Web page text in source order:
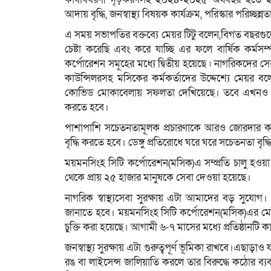
আদায় বৃদ্ধি, জনস্বাস্থ্য বিষয়ক কার্যক্রম, পরিস্কার
এ সময় সভাপতির বক্তব্যে মেয়র টিটু বলেন,বিগত
চেষ্টা করেছি এবং করে যাচ্ছি এর ফলে বার্ষিক
কর্পোরেশন সমূহের মধ্যে দ্বিতীয় হয়েছে ৷ নাগরিকদের
কাউন্সিলরসহ মসিকের কর্মকর্তাদের উদ্দেশ্যে মেয়র
কোভিড মোকাবেলায় সফলতা দেখিয়েছে। তবে
করতে হবে।
পাশাপাশি সচেতনতামূলক প্রচারণাকে আরও
বৃদ্ধি করতে হবে। ডেঙ্গু প্রতিরোধে ঘরে ঘরে সচেতনতা
ময়মনসিংহ সিটি কর্পোরেশন(মসিক)এ সম্প্রতি চালু হওয়া
থেকে প্রায় ২৫ হাজার মানুষকে সেবা দেওয়া হয়েছে।
নাগরিক স্বাস্থ্যসেবা সুরক্ষায় এটা আমাদের বড় সুযোগ।
জানাতে হবে। ময়মনসিংহ সিটি কর্পোরেশন(মসিক)এর
চুক্তি করা হয়েছে। আগামী ৬-৭ মাসের মধ্যে
জনস্বাস্থ্য সুরক্ষায় এটা গুরুত্বপূর্ণ ভূমিকা
রঙ বা লাইসেন্স জালিয়াতি করলে তার বিরুদ্ধে কঠোর